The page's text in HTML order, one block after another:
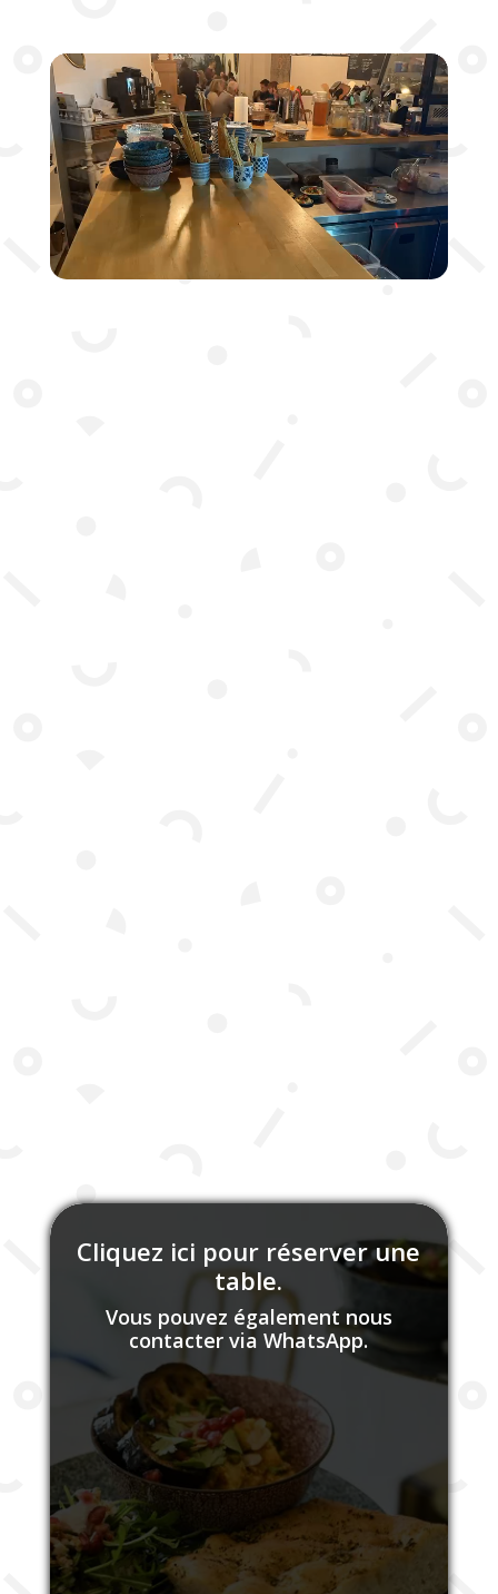
Cliquez ici pour réserver une
table.
Vous pouvez également nous
contacter via WhatsApp.